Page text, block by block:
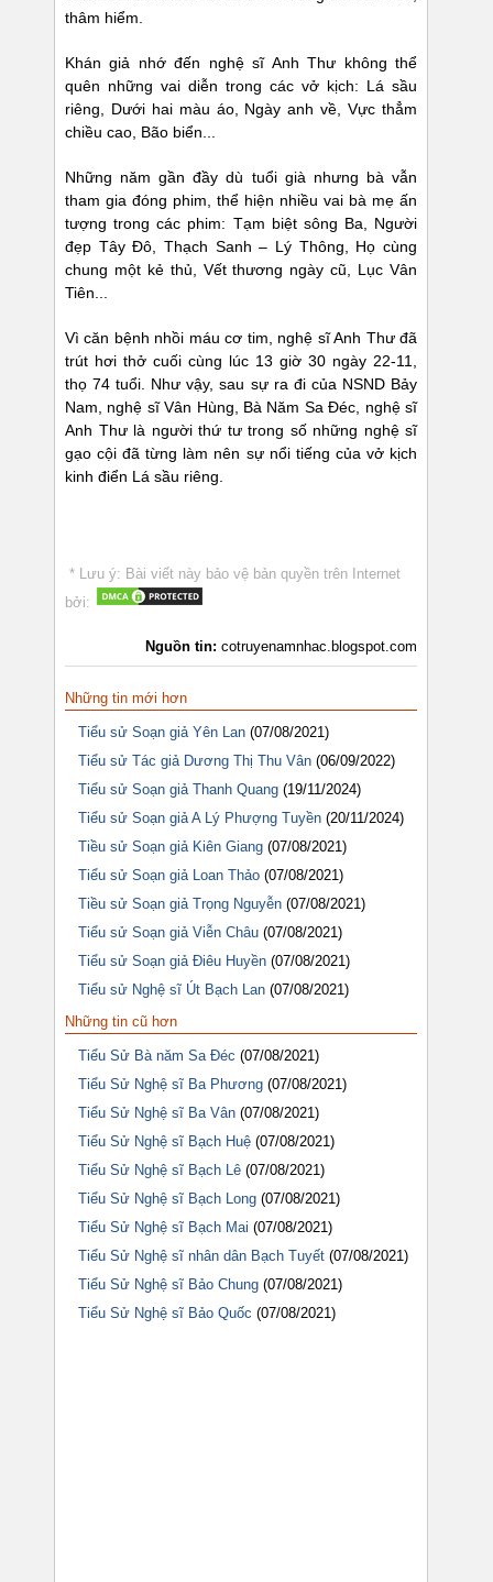
thâm hiểm.
Khán giả nhớ đến nghệ sĩ Anh Thư không thể
quên những vai diễn trong các vở kịch: Lá sầu
riêng, Dưới hai màu áo, Ngày anh về, Vực thẳm
chiều cao, Bão biển...
Những năm gần đầy dù tuổi già nhưng bà vẫn
tham gia đóng phim, thể hiện nhiều vai bà mẹ ấn
tượng trong các phim: Tạm biệt sông Ba, Người
đẹp Tây Đô, Thạch Sanh – Lý Thông, Họ cùng
chung một kẻ thủ, Vết thương ngày cũ, Lục Vân
Tiên...
Vì căn bệnh nhồi máu cơ tim, nghệ sĩ Anh Thư đã
trút hơi thở cuối cùng lúc 13 giờ 30 ngày 22-11,
thọ 74 tuổi. Như vậy, sau sự ra đi của NSND Bảy
Nam, nghệ sĩ Vân Hùng, Bà Năm Sa Đéc, nghệ sĩ
Anh Thư là người thứ tư trong số những nghệ sĩ
gạo cội đã từng làm nên sự nổi tiếng của vở kịch
kinh điển Lá sầu riêng.
* Lưu ý: Bài viết này bảo vệ bản quyền trên Internet
bởi:
Nguồn tin: cotruyenamnhac.blogspot.com
Những tin mới hơn
Tiểu sử Soạn giả Yên Lan (07/08/2021)
Tiểu sử Tác giả Dương Thị Thu Vân (06/09/2022)
Tiểu sử Soạn giả Thanh Quang (19/11/2024)
Tiểu sử Soạn giả A Lý Phượng Tuyền (20/11/2024)
Tiều sử Soạn giả Kiên Giang (07/08/2021)
Tiểu sử Soạn giả Loan Thảo (07/08/2021)
Tiều sử Soạn giả Trọng Nguyễn (07/08/2021)
Tiểu sử Soạn giả Viễn Châu (07/08/2021)
Tiểu sử Soạn giả Điêu Huyền (07/08/2021)
Tiểu sử Nghệ sĩ Út Bạch Lan (07/08/2021)
Những tin cũ hơn
Tiểu Sử Bà năm Sa Đéc (07/08/2021)
Tiểu Sử Nghệ sĩ Ba Phương (07/08/2021)
Tiểu Sử Nghệ sĩ Ba Vân (07/08/2021)
Tiểu Sử Nghệ sĩ Bạch Huệ (07/08/2021)
Tiểu Sử Nghệ sĩ Bạch Lê (07/08/2021)
Tiểu Sử Nghệ sĩ Bạch Long (07/08/2021)
Tiểu Sử Nghệ sĩ Bạch Mai (07/08/2021)
Tiểu Sử Nghệ sĩ nhân dân Bạch Tuyết (07/08/2021)
Tiểu Sử Nghệ sĩ Bảo Chung (07/08/2021)
Tiểu Sử Nghệ sĩ Bảo Quốc (07/08/2021)